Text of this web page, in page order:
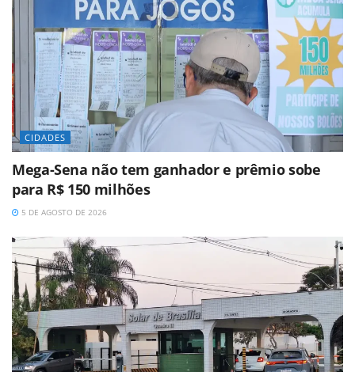
CIDADES
Mega-Sena não tem ganhador e prêmio sobe
para R$ 150 milhões
5 DE AGOSTO DE 2026